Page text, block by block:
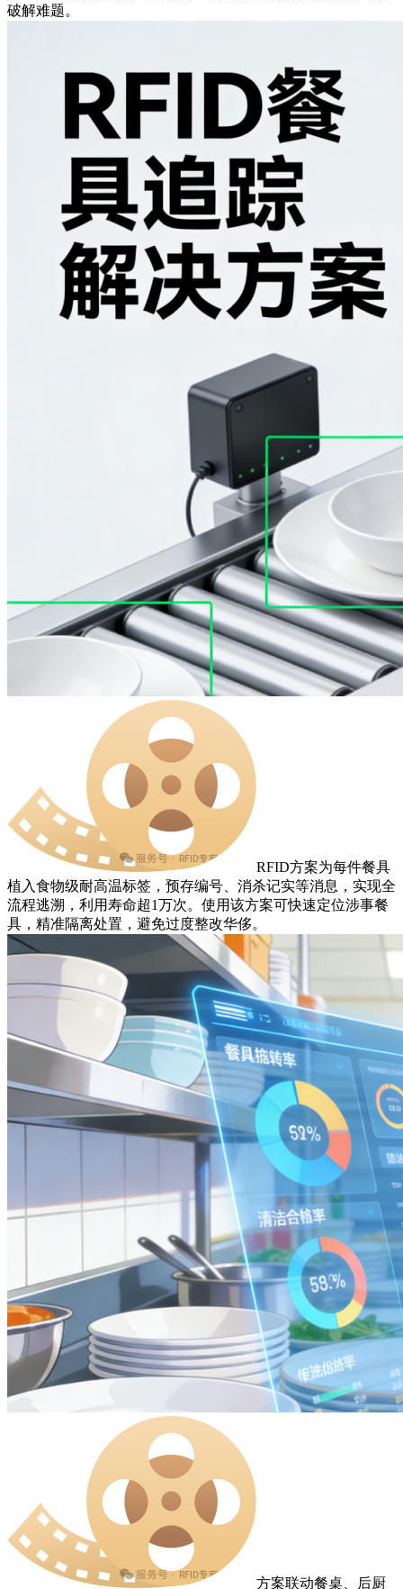
破解难题。
RFID方案为每件餐具
植入食物级耐高温标签，预存编号、消杀记实等消息，实现全
流程逃溯，利用寿命超1万次。使用该方案可快速定位涉事餐
具，精准隔离处置，避免过度整改华侈。
方案联动餐桌、后厨